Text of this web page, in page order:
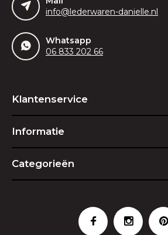
info@lederwaren-danielle.nl
Whatsapp
06 833 202 66
Klantenservice
Informatie
Categorieën